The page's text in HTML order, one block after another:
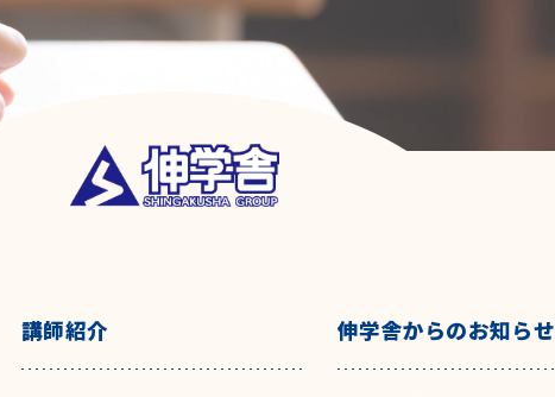
講師紹介 伸学舎からのお知らせ